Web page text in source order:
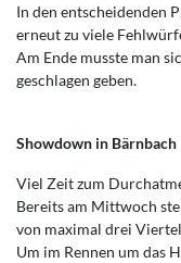
In den entscheidenden
erneut zu viele
Am Ende musste man
geschlagen geben.
Showdown in Bärnbach
Viel Zeit zum
Bereits am Mittwoch
von maximal drei
Um im Rennen um das